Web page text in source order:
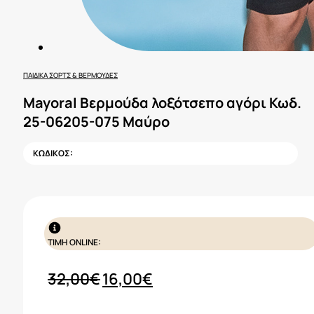
ΠΑΙΔΙΚΆ ΣΟΡΤΣ & ΒΕΡΜΟΎΔΕΣ
Mayoral Βερμούδα λοξότσεπο αγόρι Κωδ.
25-06205-075 Μαύρο
ΚΩΔΙΚΟΣ:
ΤΙΜΗ ONLINE:
32,00€Original
16,00€